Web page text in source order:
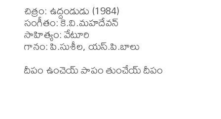
చిత్రం: ఉద్దండుడు (1984)
సంగీతం: కె.వి.మహదేవన్
సాహిత్యం: వేటూరి
గానం: పి.సుశీల, యస్.పి.బాలు